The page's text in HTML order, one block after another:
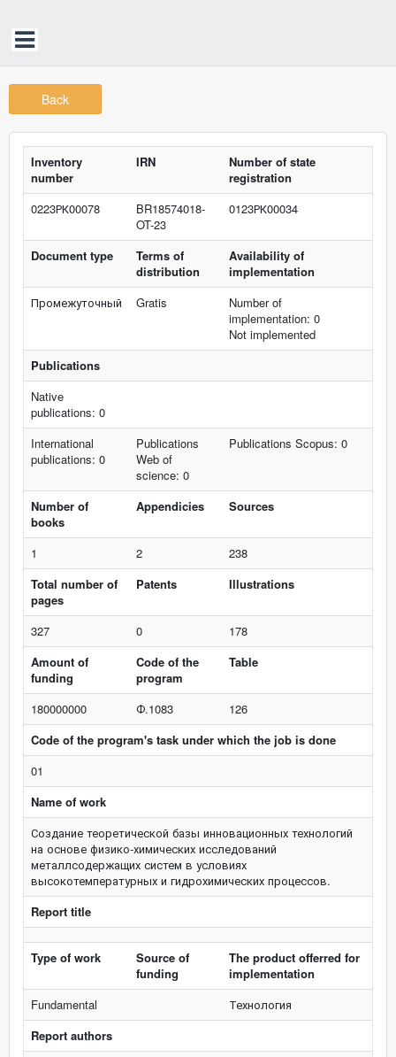
Back
Inventory
number
IRN
Number of state
registration
0223РК00078
BR18574018-
OT-23
0123РК00034
Document type
Terms of
distribution
Availability of
implementation
Промежуточный
Gratis
Number of
implementation: 0
Not implemented
Publications
Native
publications: 0
International
publications: 0
Publications
Web of
science: 0
Publications Scopus: 0
Number of
books
Appendicies Sources
1 2
238
Total number of
pages
Patents Illustrations
327 0
178
Amount of
funding
Code of the
program
Table
180000000 Ф.1083
126
Code of the program's task under which the job is done
01
Name of work
Создание теоретической базы инновационных технологий
на основе физико-химических исследований
металлсодержащих систем в условиях
высокотемпературных и гидрохимических процессов.
Report title
Type of work
Source of
funding
The product offerred for
implementation
Fundamental
Технология
Report authors